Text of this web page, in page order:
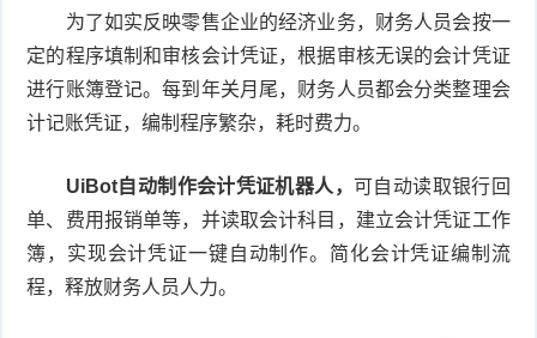
为了如实反映零售企业的经济业务，财务人员会按一
定的程序填制和审核会计凭证，根据审核无误的会计凭证
进行账簿登记。每到年关月尾，财务人员都会分类整理会
计记账凭证，编制程序繁杂，耗时费力。
UiBot自动制作会计凭证机器人， 可自动读取银行回
单、费用报销单等，并读取会计科目，建立会计凭证工作
簿，实现会计凭证一键自动制作。简化会计凭证编制流
程，释放财务人员人力。